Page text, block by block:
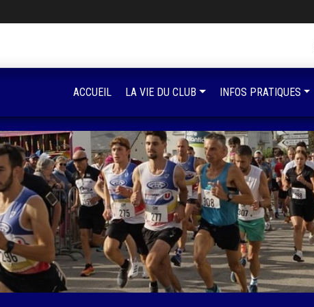
ACCUEIL LA VIE DU CLUB INFOS PRATIQUES